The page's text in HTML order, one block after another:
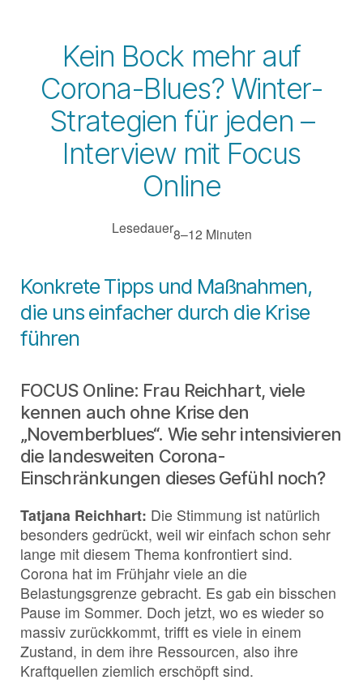
Kein Bock mehr auf
Corona-Blues? Winter-
Strategien für jeden –
Interview mit Focus
Online
Lesedauer8–12 Minuten
Konkrete Tipps und Maßnahmen,
die uns einfacher durch die Krise
führen
FOCUS Online: Frau Reichhart, viele
kennen auch ohne Krise den
„Novemberblues“. Wie sehr intensivieren
die landesweiten Corona-
Einschränkungen dieses Gefühl noch?
Tatjana Reichhart: Die Stimmung ist natürlich
besonders gedrückt, weil wir einfach schon sehr
lange mit diesem Thema konfrontiert sind.
Corona hat im Frühjahr viele an die
Belastungsgrenze gebracht. Es gab ein bisschen
Pause im Sommer. Doch jetzt, wo es wieder so
massiv zurückkommt, trifft es viele in einem
Zustand, in dem ihre Ressourcen, also ihre
Kraftquellen ziemlich erschöpft sind.